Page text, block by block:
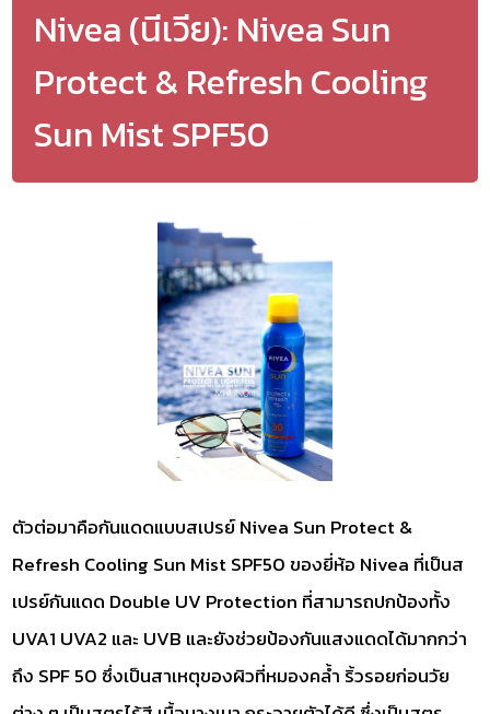
Nivea (นีเวีย): Nivea Sun
Protect & Refresh Cooling
Sun Mist SPF50
ตัวต่อมาคือกันแดดแบบสเปรย์ Nivea Sun Protect &
Refresh Cooling Sun Mist SPF50 ของยี่ห้อ Nivea ที่เป็นส
เปรย์กันแดด Double UV Protection ที่สามารถปกป้องทั้ง
UVA1 UVA2 และ UVB และยังช่วยป้องกันแสงแดดได้มากกว่า
ถึง SPF 50 ซึ่งเป็นสาเหตุของผิวที่หมองคล้ำ ริ้วรอยก่อนวัย